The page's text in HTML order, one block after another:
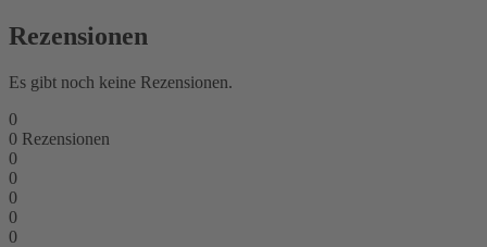
Rezensionen
Es gibt noch keine Rezensionen.
0
0 Rezensionen
0
0
0
0
0